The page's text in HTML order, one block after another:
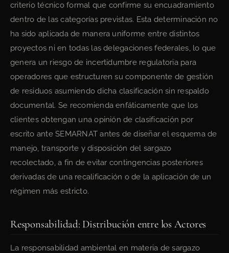
criterio técnico formal que confirme su encuadramiento
dentro de las categorías previstas. Esta determinación no
ha sido aplicada de manera uniforme entre distintos
proyectos ni en todas las delegaciones federales, lo que
genera un riesgo de incertidumbre regulatoria para
operadores que estructuren su componente de gestión
de residuos asumiendo dicha clasificación sin respaldo
documental. Se recomienda enfáticamente que los
clientes obtengan una opinión de clasificación por
escrito ante SEMARNAT antes de diseñar el esquema de
manejo, transporte y disposición del sargazo
recolectado, a fin de evitar contingencias posteriores
derivadas de una recalificación o de la aplicación de un
régimen más estricto.
Responsabilidad: Distribución entre los Actores
La responsabilidad ambiental en materia de sargazo